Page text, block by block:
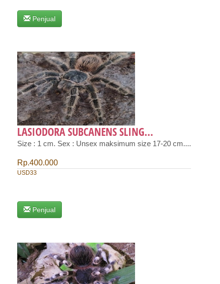
Penjual
LASIODORA SUBCANENS SLING...
Size : 1 cm. Sex : Unsex maksimum size 17-20 cm....
Rp.400.000
USD33
Penjual